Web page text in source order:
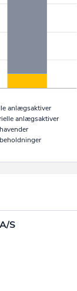
anlægsaktiver
anlægsaktiver
S